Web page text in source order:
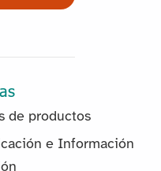
de productos
e Información